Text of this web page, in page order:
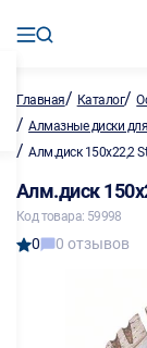
Главная/ Каталог/
/ Алмазные диски
/ Алм.диск 150х22,2
Алм.диск
Код товара: 59998
0 0 отзывов